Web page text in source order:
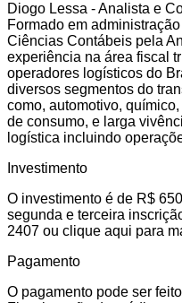
Diogo Lessa - Analista e
Formado em
Ciências Contábeis pela
experiência na área fiscal
operadores logísticos do
diversos segmentos do
como, automotivo,
de consumo, e larga
logística incluindo
Investimento
O investimento é de R$
segunda e terceira
2407 ou clique aqui para
Pagamento
O pagamento pode ser